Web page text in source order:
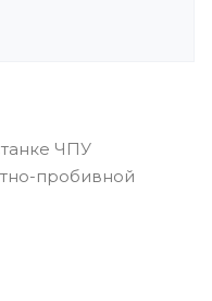
ЧПУ
пробивной